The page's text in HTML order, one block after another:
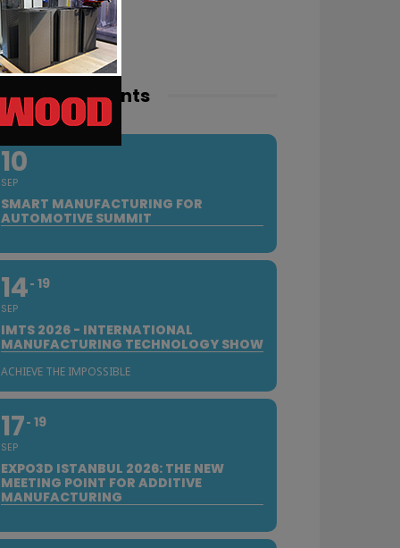
events
10
SEP
SMART MANUFACTURING FOR
AUTOMOTIVE SUMMIT
14
SEP
19
IMTS 2026 - INTERNATIONAL
MANUFACTURING TECHNOLOGY SHOW
ACHIEVE THE IMPOSSIBLE
17
SEP
19
EXPO3D ISTANBUL 2026: THE NEW
MEETING POINT FOR ADDITIVE
MANUFACTURING